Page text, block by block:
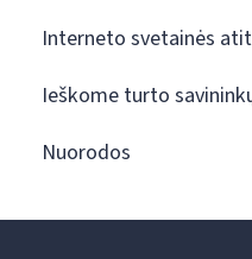
Interneto svetainės
Ieškome turto
Nuorodos